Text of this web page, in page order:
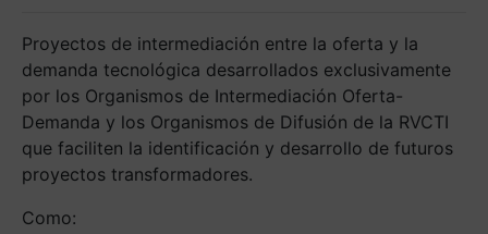
Proyectos de intermediación entre la oferta y la
demanda tecnológica desarrollados exclusivamente
por los Organismos de Intermediación Oferta-
Demanda y los Organismos de Difusión de la RVCTI
que faciliten la identificación y desarrollo de futuros
proyectos transformadores.
Como: